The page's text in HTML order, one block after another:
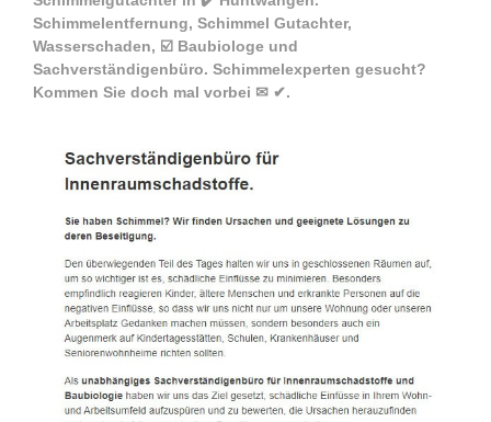
Schimmelentfernung, Schimmel Gutachter,
Wasserschaden, ☑️ Baubiologe und
Sachverständigenbüro. Schimmelexperten gesucht?
Kommen Sie doch mal vorbei ✉ ✔.